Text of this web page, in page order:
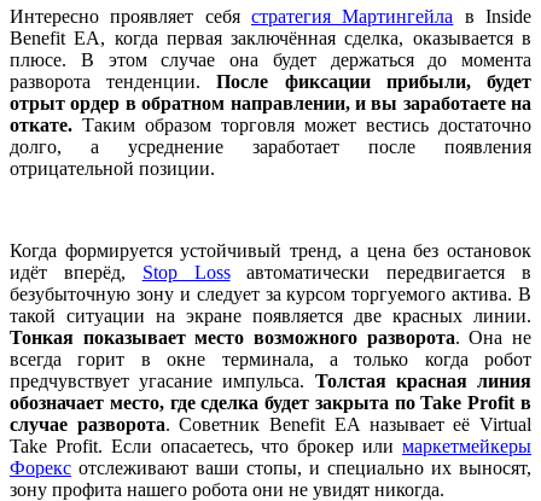
Интересно проявляет себя стратегия Мартингейла в Inside
Benefit EA, когда первая заключённая сделка, оказывается в
плюсе. В этом случае она будет держаться до момента
разворота тенденции.После фиксации прибыли, будет
отрыт ордер в обратном направлении, и вы заработаете на
откате. Таким образом торговля может вестись достаточно
долго, а усреднение заработает после появления
отрицательной позиции.
Когда формируется устойчивый тренд, а цена без остановок
идёт вперёд, Stop Lossавтоматически передвигается в
безубыточную зону и следует за курсом торгуемого актива. В
такой ситуации на экране появляется две красных линии.
Тонкая показывает место возможного разворота. Она не
всегда горит в окне терминала, а только когда робот
предчувствует угасание импульса. Толстая красная линия
обозначает место, где сделка будет закрыта по Take Profit в
случае разворота. Советник Benefit EA называет её Virtual
Take Profit. Если опасаетесь, что брокер или маркетмейкеры
Форекс отслеживают ваши стопы, и специально их выносят,
зону профита нашего робота они не увидят никогда.